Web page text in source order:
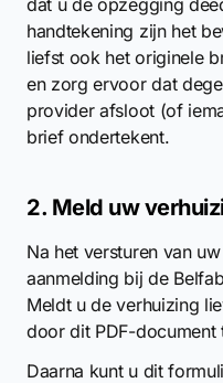
dat u de opzegging
handtekening zijn het
liefst ook het originele
en zorg ervoor dat
provider afsloot (of
brief ondertekent.
2. Meld uw
Na het versturen van
aanmelding bij de
Meldt u de verhuizing
door dit PDF-document
Daarna kunt u dit